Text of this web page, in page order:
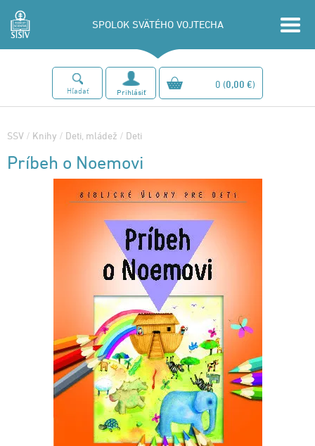
SPOLOK SVÄTÉHO VOJTECHA
Hľadať Prihlásiť
0 (0,00 €)
SSV / Knihy / Deti, mládež / Deti
Príbeh o Noemovi